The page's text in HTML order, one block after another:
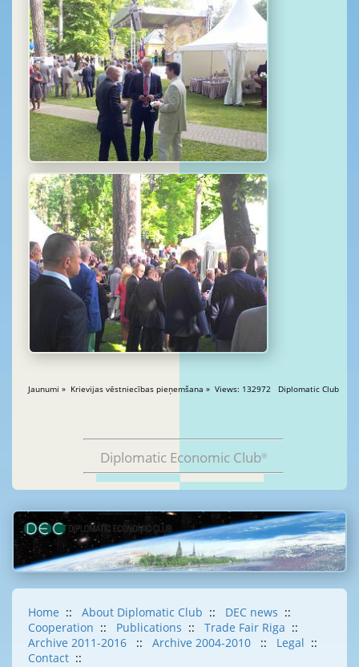
Jaunumi » Krievijas vēstniecības pieņemšana » Views: 132972 Diplomatic Club
Diplomatic Economic Club®
Home :: About Diplomatic Club :: DEC news ::
Cooperation :: Publications :: Trade Fair Riga ::
Archive 2011-2016
:: Archive 2004-2010 :: Legal ::
Contact ::